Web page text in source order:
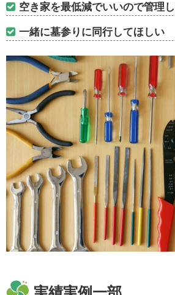
空き家を最低減でいいので管理
一緒に墓参りに同行してほしい